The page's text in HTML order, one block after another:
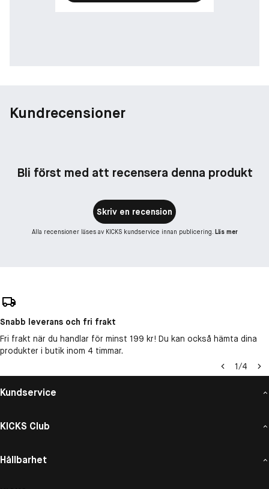
Kundrecensioner
Bli först med att recensera denna produkt
Skriv en recension
Alla recensioner läses av KICKS kundservice innan publicering. Läs mer
Snabb leverans och fri frakt
Fri frakt när du handlar för minst 199 kr! Du kan också hämta dina
produkter i butik inom 4 timmar.
1/4
Kundservice
KICKS Club
Hållbarhet